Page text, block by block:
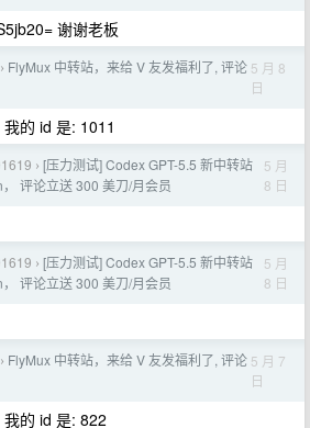
谢谢老板
› FlyMux 中转站，来给 V 友发福利了, 评论 5 月 8
日
我的 id 是: 1011
› [压力测试] Codex GPT-5.5 新中转站
评论立送 300 美刀/月会员
5 月
8 日
› [压力测试] Codex GPT-5.5 新中转站
评论立送 300 美刀/月会员
5 月
8 日
› FlyMux 中转站，来给 V 友发福利了, 评论 5 月 7
日
我的 id 是: 822